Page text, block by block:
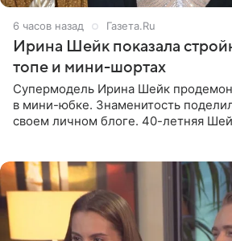
6 часов назад Газета.Ru
Ирина Шейк показала
топе и мини-шортах
Супермодель Ирина Шейк
в мини-юбке. Знаменитость
своем личном блоге. 40-летняя